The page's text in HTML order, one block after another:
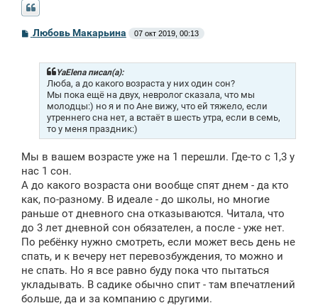
С
Любовь Макарьина 07 окт 2019, 00:13
YaElena писал(а):
Люба, а до какого возраста у них один сон?
Мы пока ещё на двух, невролог сказала, что мы
молодцы:) но я и по Ане вижу, что ей тяжело, если
утреннего сна нет, а встаёт в шесть утра, если в семь,
то у меня праздник:)
Мы в вашем возрасте уже на 1 перешли. Где-то с 1,3 у
нас 1 сон.
А до какого возраста они вообще спят днем - да кто
как, по-разному. В идеале - до школы, но многие
раньше от дневного сна отказываются. Читала, что
до 3 лет дневной сон обязателен, а после - уже нет.
По ребёнку нужно смотреть, если может весь день не
спать, и к вечеру нет перевозбуждения, то можно и
не спать. Но я все равно буду пока что пытаться
укладывать. В садике обычно спит - там впечатлений
больше, да и за компанию с другими.